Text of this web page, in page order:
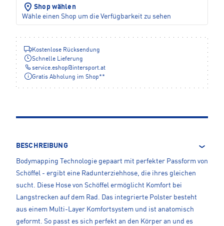
Shop wählen
Wähle einen Shop um die Verfügbarkeit zu sehen
Kostenlose Rücksendung
Schnelle Lieferung
service.eshop@ intersport.at
Gratis Abholung im Shop**
BESCHREIBUNG
Bodymapping Technologie gepaart mit perfekter Passform von
Schöffel - ergibt eine Radunterziehhose, die ihres gleichen
sucht. Diese Hose von Schöffel ermöglicht Komfort bei
Langstrecken auf dem Rad. Das integrierte Polster besteht
aus einem Multi-Layer Komfortsystem und ist anatomisch
geformt. So passt es sich perfekt an den Körper an und es